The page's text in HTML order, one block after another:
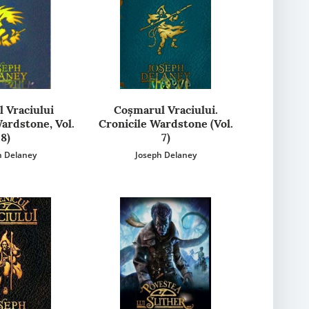
Vraciului
Vol.
8)
Delaney
Coșmarul Vraciului.
Cronicile Wardstone (Vol.
7)
Joseph Delaney